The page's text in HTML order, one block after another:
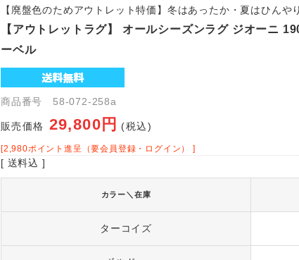
【廃盤色のためアウトレット特価】冬はあったか・夏はひんや
【アウトレットラグ】 オールシーズンラグ ジオーニ
ーベル
商品番号 58-072-258a
販売価格 29,800円 (税込)
[2,980ポイント進呈（要会員登録・ログイン） ]
[ 送料込 ]
カラー＼在庫
ターコイズ